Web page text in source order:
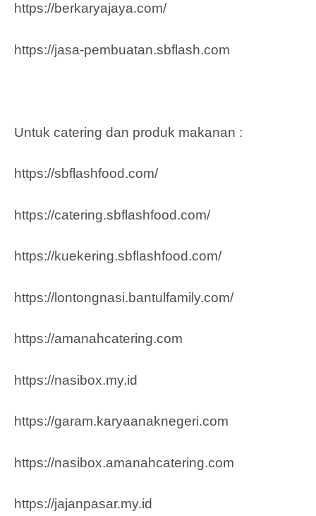
https://berkaryajaya.com/
https://jasa-pembuatan.sbflash.com
Untuk catering dan produk makanan :
https://sbflashfood.com/
https://catering.sbflashfood.com/
https://kuekering.sbflashfood.com/
https://lontongnasi.bantulfamily.com/
https://amanahcatering.com
https://nasibox.my.id
https://garam.karyaanaknegeri.com
https://nasibox.amanahcatering.com
https://jajanpasar.my.id